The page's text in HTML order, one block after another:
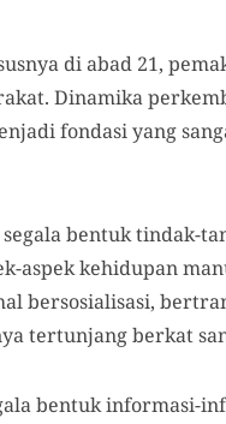
di abad 21,
Dinamika
fondasi yang
bentuk tindak-
aspek kehidupan
bersosialisasi,
tertunjang berkat
bentuk informasi-